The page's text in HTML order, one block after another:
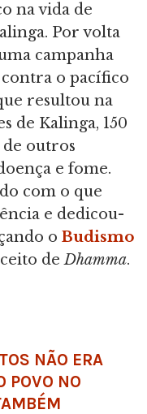
na vida de
Por volta
campanha
o pacífico
resultou na
de Kalinga, 150
outros
e fome.
com o que
e dedicou-
o Budismo
deDhamma.
NÃO ERA
POVO NO